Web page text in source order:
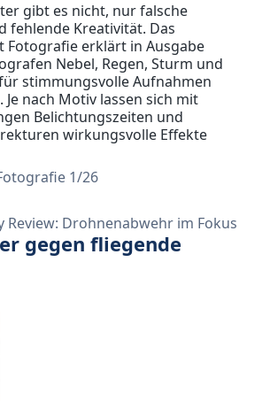
gibt es nicht, nur falsche
fehlende Kreativität. Das
Fotografie erklärt in Ausgabe
Nebel, Regen, Sturm und
stimmungsvolle Aufnahmen
nach Motiv lassen sich mit
Belichtungszeiten und
wirkungsvolle Effekte
1/26
Review: Drohnenabwehr im Fokus
gegen fliegende